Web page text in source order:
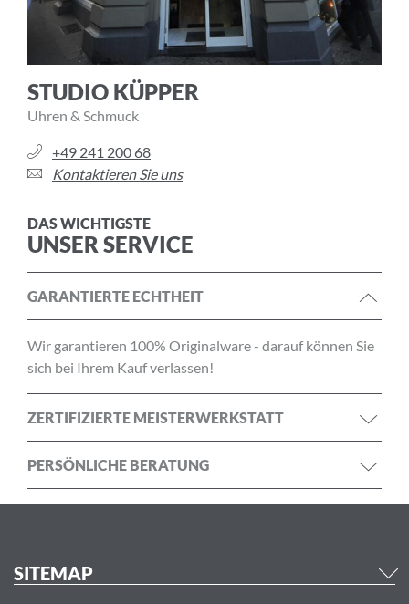
STUDIO KÜPPER
Uhren & Schmuck
+49 241 200 68
Kontaktieren Sie uns
DAS WICHTIGSTE
UNSER SERVICE
GARANTIERTE ECHTHEIT
Wir garantieren 100% Originalware - darauf können Sie
sich bei Ihrem Kauf verlassen!
ZERTIFIZIERTE MEISTERWERKSTATT
PERSÖNLICHE BERATUNG
SITEMAP